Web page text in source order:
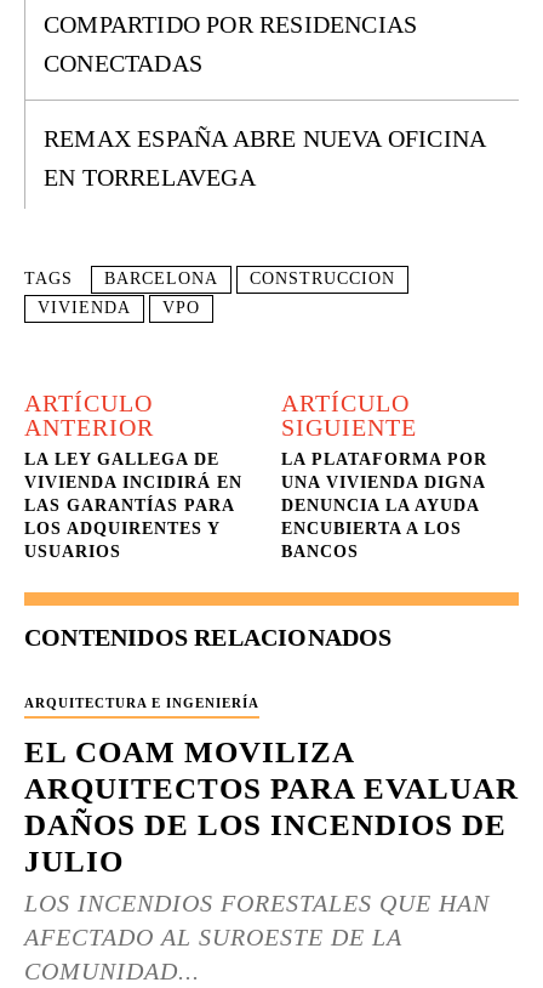
COMPARTIDO POR RESIDENCIAS
CONECTADAS
REMAX ESPAÑA ABRE NUEVA OFICINA
EN TORRELAVEGA
TAGS BARCELONA
CONSTRUCCION
VIVIENDA
VPO
ARTÍCULO
ANTERIOR
LA LEY GALLEGA DE
VIVIENDA INCIDIRÁ EN
LAS GARANTÍAS PARA
LOS ADQUIRENTES Y
USUARIOS
ARTÍCULO
SIGUIENTE
LA PLATAFORMA POR
UNA VIVIENDA DIGNA
DENUNCIA LA AYUDA
ENCUBIERTA A LOS
BANCOS
CONTENIDOS RELACIONADOS
ARQUITECTURA E INGENIERÍA
EL COAM MOVILIZA
ARQUITECTOS PARA EVALUAR
DAÑOS DE LOS INCENDIOS DE
JULIO
LOS INCENDIOS FORESTALES QUE HAN
AFECTADO AL SUROESTE DE LA
COMUNIDAD...